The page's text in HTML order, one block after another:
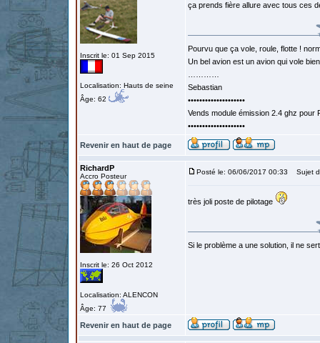
Inscrit le: 01 Sep 2015
Localisation: Hauts de seine
Âge: 62
ça prends fière allure avec tous ces
Pourvu que ça vole, roule, flotte !
Un bel avion est un avion qui vole
Sebastian
••••••••••••••••••••
Vends module émission 2.4 ghz
••••••••••••••••••••
Revenir en haut de page
RichardP
Accro Posteur
Inscrit le: 26 Oct 2012
Localisation: ALENCON
Âge: 77
Posté le: 06/06/2017 00:33 Sujet
très joli poste de pilotage
Si le problème a une solution, il ne
Revenir en haut de page